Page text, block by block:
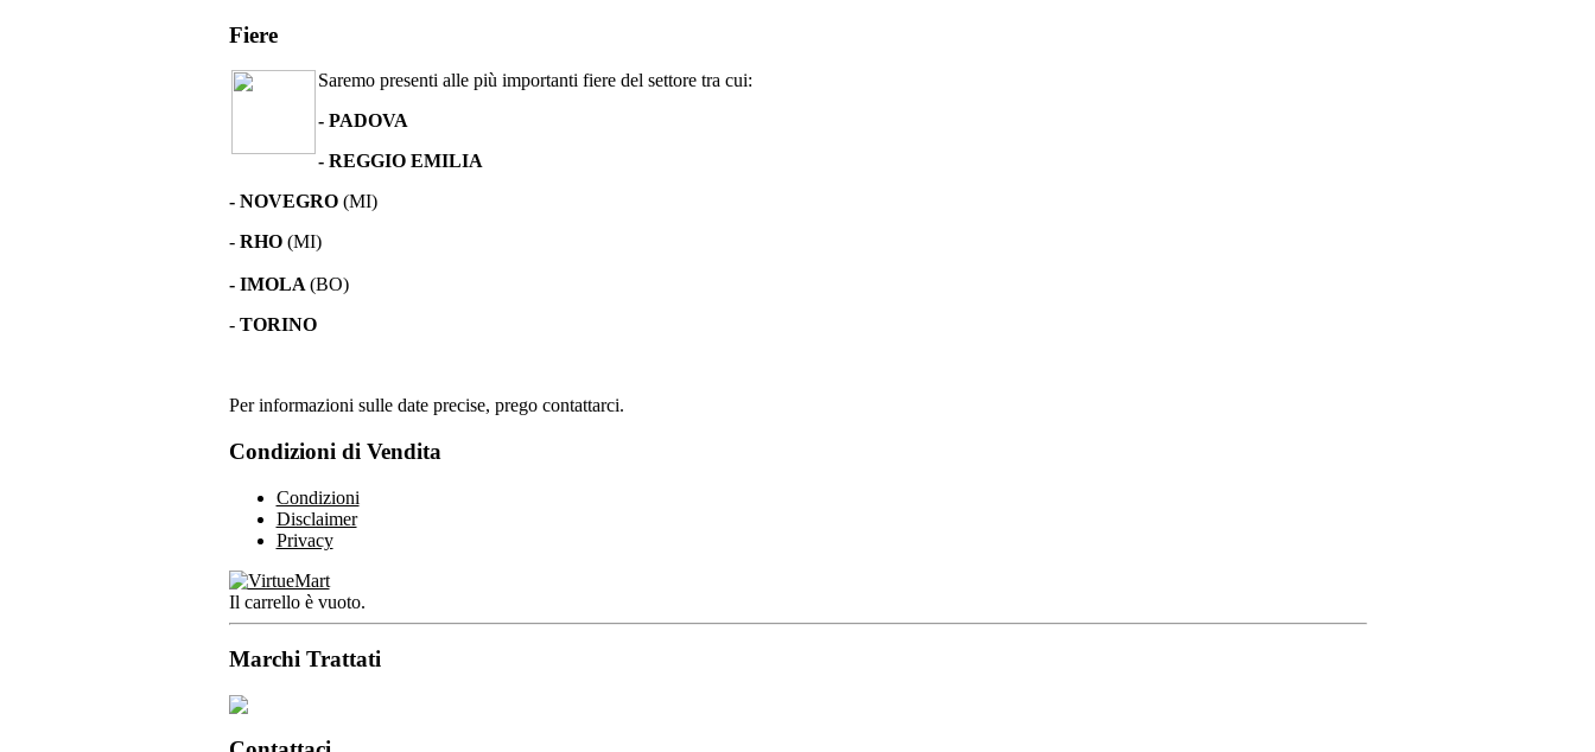
Fiere
Saremo presenti alle più importanti fiere del settore tra cui:
- PADOVA
- REGGIO EMILIA
- NOVEGRO(MI)
-RHO (MI)
- IMOLA (BO)
- TORINO
Per informazioni sulle date precise, prego contattarci.
Condizioni di Vendita
Condizioni
Disclaimer
Privacy
Il carrello è vuoto.
Marchi Trattati